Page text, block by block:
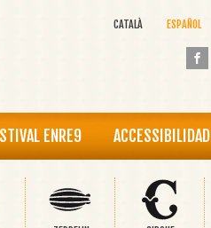
CATALÀ ESPAÑOL
ENRE9 ACCESSIBILIDAD